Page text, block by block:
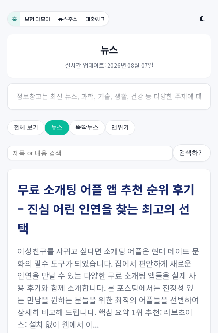
홈 보험 다모아 뉴스주소 대출랭크
뉴스
실시간 업데이트: 2026년 08월 07일
정보창고는 최신 뉴스, 과학, 기술, 생활, 건강 등 다양한 주제에 대
한 신뢰성 있는 정보를 제공하는 온라인 자료실입니다.
전체 보기 뉴스 뚝딱뉴스 맨위키
검색하기
무료 소개팅 어플 앱 추천 순위 후기
– 진심 어린 인연을 찾는 최고의 선
택
이성친구를 사귀고 싶다면 소개팅 어플은 현대 데이트 문
화의 필수 도구가 되었습니다. 집에서 편안하게 새로운
인연을 만날 수 있는 다양한 무료 소개팅 앱들을 실제 사
용 후기와 함께 소개합니다. 본 포스팅에서는 진정성 있
는 만남을 원하는 분들을 위한 최적의 어플들을 선별하여
상세히 비교해 드립니다. 핵심 요약 1위 추천: 러브초이
스: 설치 없이 웹에서 이...